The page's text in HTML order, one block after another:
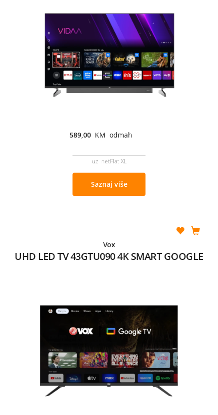
589,00 KM odmah
uz netFlat XL
Saznaj više
Vox
UHD LED TV 43GTU090 4K SMART GOOGLE